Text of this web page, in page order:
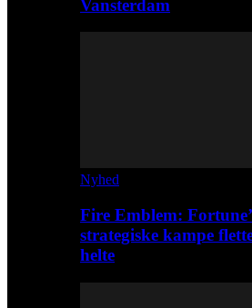
Vansterdam
Nyhed
Fire Emblem:
strategiske kampe
helte